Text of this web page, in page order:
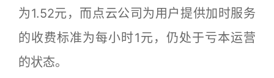
为1.52元，而点云公司为用户提供加时服务
的收费标准为每小时1元，仍处于亏本运营
的状态。